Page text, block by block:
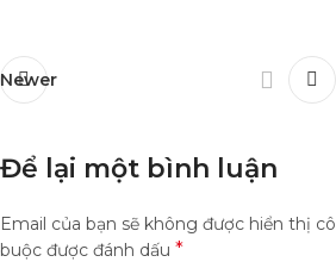
Newer
Để lại một bình luận
Email của bạn sẽ không được hiển thị
buộc được đánh dấu *